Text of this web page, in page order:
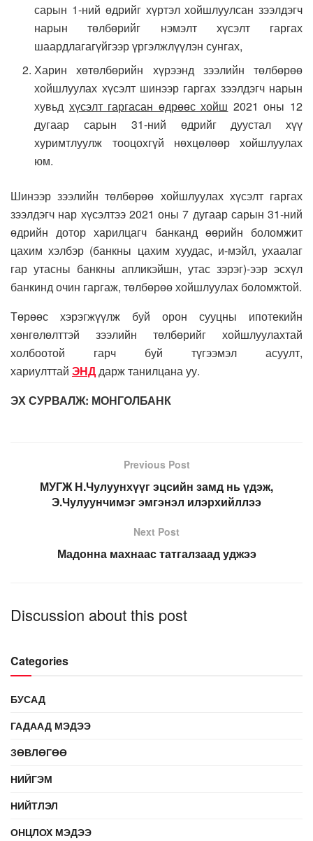
сарын 1-ний өдрийг хүртэл хойшлуулсан зээлдэгч
нарын төлбөрийг нэмэлт хүсэлт гаргах
шаардлагагүйгээр үргэлжлүүлэн сунгах,
Харин хөтөлбөрийн хүрээнд зээлийн төлбөрөө
хойшлуулах хүсэлт шинээр гаргах зээлдэгч нарын
хувьд хүсэлт гаргасан өдрөөс хойш 2021 оны 12
дугаар сарын 31-ний өдрийг дуустал хүү
хуримтлуулж тооцохгүй нөхцөлөөр хойшлуулах
юм.
Шинээр зээлийн төлбөрөө хойшлуулах хүсэлт гаргах
зээлдэгч нар хүсэлтээ 2021 оны 7 дугаар сарын 31-ний
өдрийн дотор харилцагч банканд өөрийн боломжит
цахим хэлбэр (банкны цахим хуудас, и-мэйл, ухаалаг
гар утасны банкны апликэйшн, утас зэрэг)-ээр эсхүл
банкинд очин гаргаж, төлбөрөө хойшлуулах боломжтой.
Төрөөс хэрэгжүүлж буй орон сууцны ипотекийн
хөнгөлөлттэй зээлийн төлбөрийг хойшлуулахтай
холбоотой гарч буй түгээмэл асуулт,
хариулттай ЭНДдарж танилцана уу.
ЭХ СУРВАЛЖ: МОНГОЛБАНК
Previous Post
МУГЖ Н.Чулуунхүүг эцсийн замд нь үдэж,
Э.Чулуунчимэг эмгэнэл илэрхийллээ
Next Post
Мадонна махнаас татгалзаад уджээ
Discussion about this post
Categories
БУСАД
ГАДААД МЭДЭЭ
ЗӨВЛӨГӨӨ
НИЙГЭМ
НИЙТЛЭЛ
ОНЦЛОХ МЭДЭЭ